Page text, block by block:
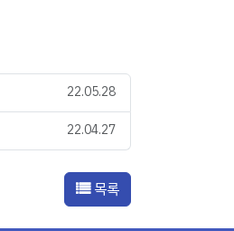
22.05.28
22.04.27
목록